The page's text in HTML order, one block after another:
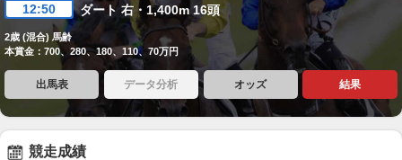
12:50 ダート 右・1,400m 16頭
2歳 (混合) 馬齢
本賞金：700、280、180、110、70万円
出馬表 データ分析 オッズ 結果
競走成績